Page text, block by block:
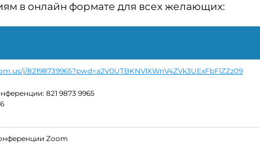
в онлайн формате для всех желающих:
j/82198739965?pwd=a2V0UTBKNVlXWnV4ZVk3UExFbFlZZz09
821 9873 9965
Zoom